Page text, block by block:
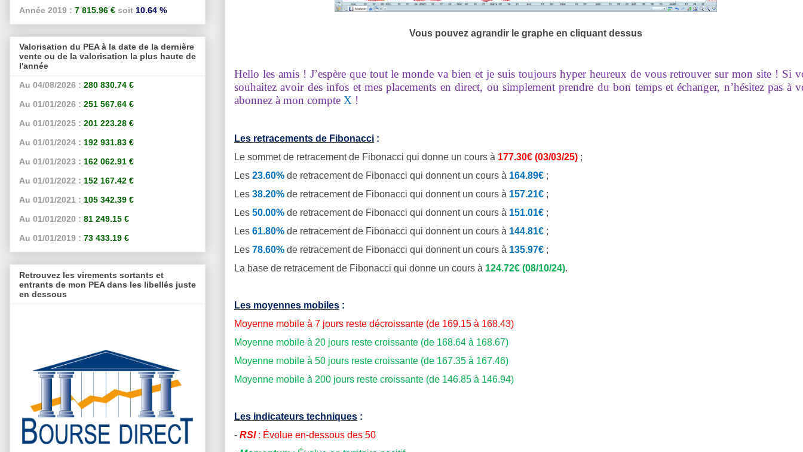
Vous pouvez agrandir le graphe en cliquant dessus
Hello les amis ! J’espère que tout le monde va bien et je suis toujours hyper heureux de vous retrouver sur mon site ! Si
souhaitez avoir des infos et mes placements en direct, ou simplement prendre du bon temps et échanger, n’hésitez pas à
abonnez à mon compte X !
Les retracements de Fibonacci :
Le sommet de retracement de Fibonacci qui donne un cours à 177.30€ (03/03/25) ;
Les 23.60% de retracement de Fibonacci qui donnent un cours à 164.89€ ;
Les 38.20% de retracement de Fibonacci qui donnent un cours à 157.21€ ;
Les 50.00% de retracement de Fibonacci qui donnent un cours à 151.01€ ;
Les 61.80% de retracement de Fibonacci qui donnent un cours à 144.81€ ;
Les 78.60% de retracement de Fibonacci qui donnent un cours à 135.97€ ;
La base de retracement de Fibonacci qui donne un cours à 124.72€ (08/10/24).
Les moyennes mobiles :
Moyenne mobile à 7 jours reste décroissante (de 169.15 à 168.43)
Moyenne mobile à 20 jours reste croissante (de 168.64 à 168.67)
Moyenne mobile à 50 jours reste croissante (de 167.35 à 167.46)
Moyenne mobile à 200 jours reste croissante (de 146.85 à 146.94)
Les indicateurs techniques :
- RSI: Évolue en-dessous des 50
Année 2019 : 7 815.96 € soit 10.64 %
Valorisation du PEA à la date de la dernière
vente ou de la valorisation la plus haute de
l'année
Au 04/08/2026 : 280 830.74 €
Au 01/01/2026 : 251 567.64 €
Au 01/01/2025 : 201 223.28 €
Au 01/01/2024 : 192 931.83 €
Au 01/01/2023 : 162 062.91 €
Au 01/01/2022 : 152 167.42 €
Au 01/01/2021 : 105 342.39 €
Au 01/01/2020 : 81 249.15 €
Au 01/01/2019 : 73 433.19 €
Retrouvez les virements sortants et
entrants de mon PEA dans les libellés juste
en dessous